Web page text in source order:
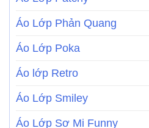
Áo Lớp Phản Quang
Áo Lớp Poka
Áo lớp Retro
Áo Lớp Smiley
Áo Lớp Sơ Mi Funny